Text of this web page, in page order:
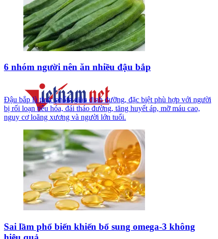
6 nhóm người nên ăn nhiều đậu bắp
Đậu bắp là thực phẩm giàu dinh dưỡng, đặc biệt phù hợp với người
bị rối loạn tiêu hóa, đái tháo đường, tăng huyết áp, mỡ máu cao,
nguy cơ loãng xương và người lớn tuổi.
Sai lầm phổ biến khiến bổ sung omega-3 không